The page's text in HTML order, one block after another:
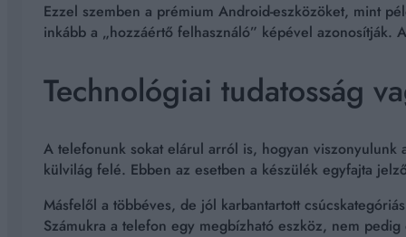
Ezzel szemben a prémium Android-eszközöket, mint
inkább a „hozzáértő felhasználó” képével azonosítják.
Technológiai tudatosság
A telefonunk sokat elárul arról is, hogyan
külvilág felé. Ebben az esetben a készülék egyfajta
Másfelől a többéves, de jól karbantartott
Számukra a telefon egy megbízható eszköz, nem